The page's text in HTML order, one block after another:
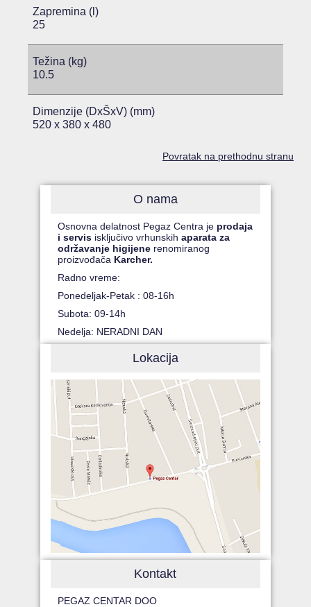
Zapremina (l)
25
Težina (kg)
10.5
Dimenzije (DxŠxV) (mm)
520 x 380 x 480
Povratak na prethodnu stranu
O nama
Osnovna delatnost Pegaz Centra je prodaja
i servis isključivo vrhunskihaparata za
održavanje higijene renomiranog
proizvođača Karcher.
Radno vreme:
Ponedeljak-Petak : 08-16h
Subota: 09-14h
Nedelja: NERADNI DAN
Lokacija
Kontakt
PEGAZ CENTAR DOO